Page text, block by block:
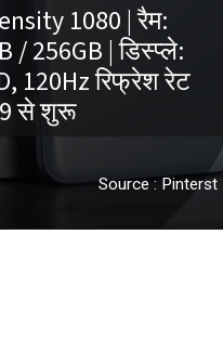
1080 | रैम:
/ 256GB | डिस्प्ले:
120Hz रिफ्रेश रेट
से शुरू
Source : Pinterst